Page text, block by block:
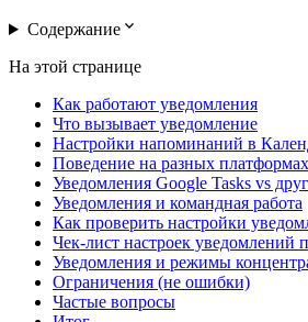
Содержаниеexpand_more
На этой странице
Как работают уведомления
Что вызывает уведомление
Настройки напоминаний в
Поведение на разных платформах
Уведомления Google Tasks vs
Уведомления и командная работа
Как проверить настройки
Чек-лист настроек уведомлений
Уведомления и режимы
Ограничения (не ошибки)
Частые вопросы